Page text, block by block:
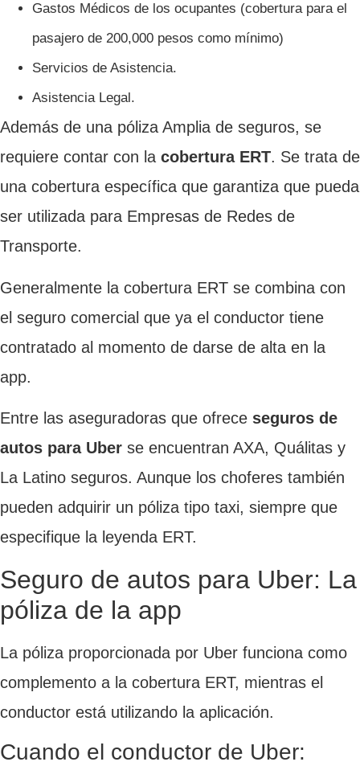
Gastos Médicos de los ocupantes (cobertura para el
pasajero de 200,000 pesos como mínimo)
Servicios de Asistencia.
Asistencia Legal.
Además de una póliza Amplia de seguros, se
requiere contar con la cobertura ERT. Se trata de
una cobertura específica que garantiza que pueda
ser utilizada para Empresas de Redes de
Transporte.
Generalmente la cobertura ERT se combina con
el seguro comercial que ya el conductor tiene
contratado al momento de darse de alta en la
app.
Entre las aseguradoras que ofrece seguros de
autos para Uber se encuentran AXA, Quálitas y
La Latino seguros. Aunque los choferes también
pueden adquirir un póliza tipo taxi, siempre que
especifique la leyenda ERT.
Seguro de autos para Uber: La
póliza de la app
La póliza proporcionada por Uber funciona como
complemento a la cobertura ERT, mientras el
conductor está utilizando la aplicación.
Cuando el conductor de Uber: